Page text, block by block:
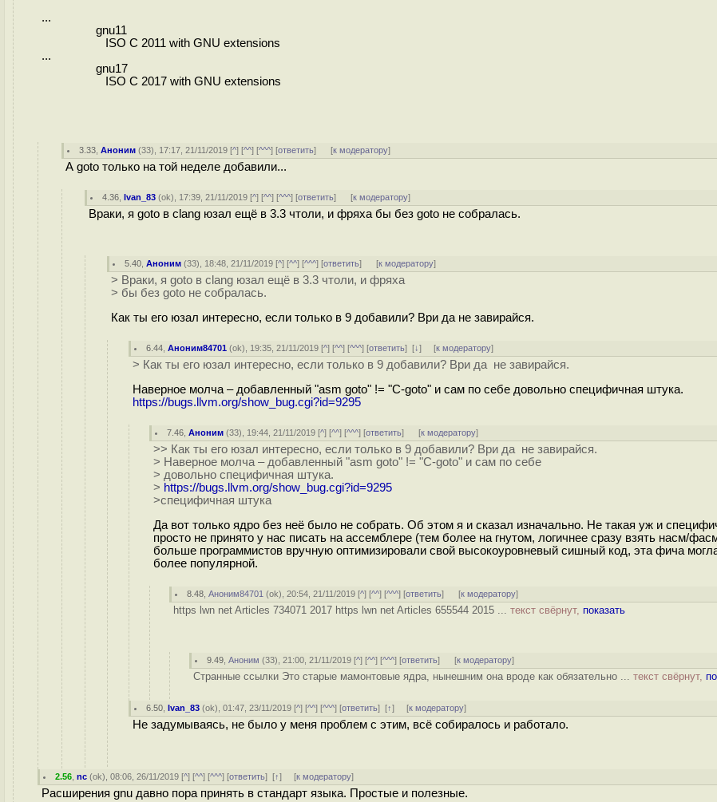
...
gnu11
ISO C 2011 with GNU extensions
...
gnu17
ISO C 2017 with GNU extensions
3.33 ,Аноним (33), 17:17, 21/11/2019 [^] [^^] [^^^] [ответить] [к модератору]
А goto только на той неделе добавили...
4.36 ,Ivan_83 (ok), 17:39, 21/11/2019 [^] [^^] [^^^] [ответить] [к модератору]
Враки, я goto в clang юзал ещё в 3.3 чтоли, и фряха бы без goto не собралась.
5.40 ,Аноним (33), 18:48, 21/11/2019 [^] [^^] [^^^] [ответить] [к модератору]
> Враки, я goto в clang юзал ещё в 3.3 чтоли, и фряха
> бы без goto не собралась.
Как ты его юзал интересно, если только в 9 добавили? Ври да не завирайся.
6.44 ,Аноним84701 (ok), 19:35, 21/11/2019 [^] [^^] [^^^] [ответить][↓] [к модератору]
> Как ты его юзал интересно, если только в 9 добавили? Ври да не завирайся.
Наверное молча – добавленный "asm goto" != "C-goto" и сам по себе довольно специфичная штука.
https://bugs.llvm.org/show_bug.cgi?id=9295
7.46 ,Аноним (33), 19:44, 21/11/2019 [^] [^^] [^^^] [ответить] [к модератору]
>> Как ты его юзал интересно, если только в 9 добавили? Ври да не завирайся.
> Наверное молча – добавленный "asm goto" != "C-goto" и сам по себе
> довольно специфичная штука.
> https://bugs.llvm.org/show_bug.cgi?id=9295
>специфичная штука
Да вот только ядро без неё было не собрать. Об этом я и сказал изначально. Не такая уж и
просто не принято у нас писать на ассемблере (тем более на гнутом, логичнее сразу взять насм/
больше программистов вручную оптимизировали свой высокоуровневый сишный код, эта фича
более популярной.
8.48 ,Аноним84701 (ok), 20:54, 21/11/2019 [^] [^^] [^^^] [ответить] [к модератору]
https lwn net Articles 734071 2017 https lwn net Articles 655544 2015 ... текст свёрнут, показать
9.49 ,Аноним (33), 21:00, 21/11/2019 [^] [^^] [^^^] [ответить] [к модератору]
Странные ссылки Это старые мамонтовые ядра, нынешним она вроде как обязательно ... текст свёрнут,
6.50 ,Ivan_83 (ok), 01:47, 23/11/2019 [^] [^^] [^^^] [ответить][↑] [к модератору]
Не задумываясь, не было у меня проблем с этим, всё собиралось и работало.
2.56 ,nc (ok), 08:06, 26/11/2019 [^] [^^] [^^^] [ответить][↑] [к модератору]
Расширения gnu давно пора принять в стандарт языка. Простые и полезные.